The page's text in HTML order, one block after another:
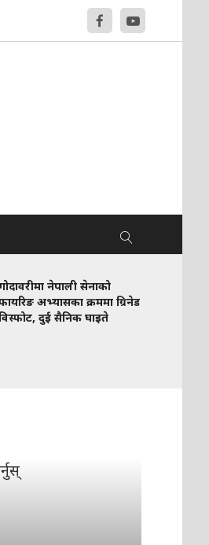
नेपाली सेनाको
अभ्यासका क्रममा ग्रिनेड
दुई सैनिक घाइते